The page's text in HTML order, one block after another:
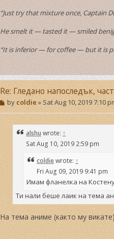
“Just try that mixture once, Captain
He smelt it — tasted it — smiled
“It is inferior — for coffee — but it is
Re: Гледано напоследък,
P
o
s
t
bycoldie»Sat Aug 10, 2019 7:10
alshu wrote: ↑
Sat Aug 10, 2019 2:59 pm
coldiewrote: ↑
Fri Aug 09, 2019 9:41 pm
Имам фланелка на
Ти нали беше лаик на тема
На тема аниме (както му